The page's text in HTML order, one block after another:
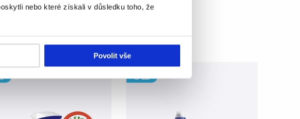
nebo které získali v důsledku toho, že
Povolit vše